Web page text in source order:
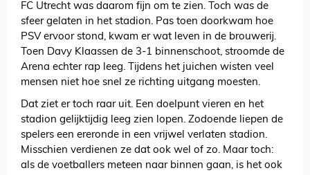
FC Utrecht was daarom fijn om te zien. Toch was de
sfeer gelaten in het stadion. Pas toen doorkwam hoe
PSV ervoor stond, kwam er wat leven in de brouwerij.
Toen Davy Klaassen de 3-1 binnenschoot, stroomde de
Arena echter rap leeg. Tijdens het juichen wisten veel
mensen niet hoe snel ze richting uitgang moesten.
Dat ziet er toch raar uit. Een doelpunt vieren en het
stadion gelijktijdig leeg zien lopen. Zodoende liepen de
spelers een ereronde in een vrijwel verlaten stadion.
Misschien verdienen ze dat ook wel of zo. Maar toch:
als de voetballers meteen naar binnen gaan, is het ook